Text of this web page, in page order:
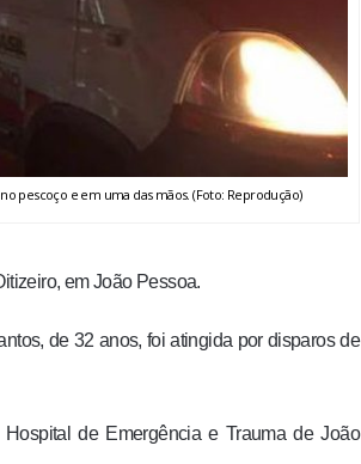
pescoço e em uma das mãos. (Foto: Reprodução)
em João Pessoa.
de 32 anos, foi atingida por disparos de
de Emergência e Trauma de João